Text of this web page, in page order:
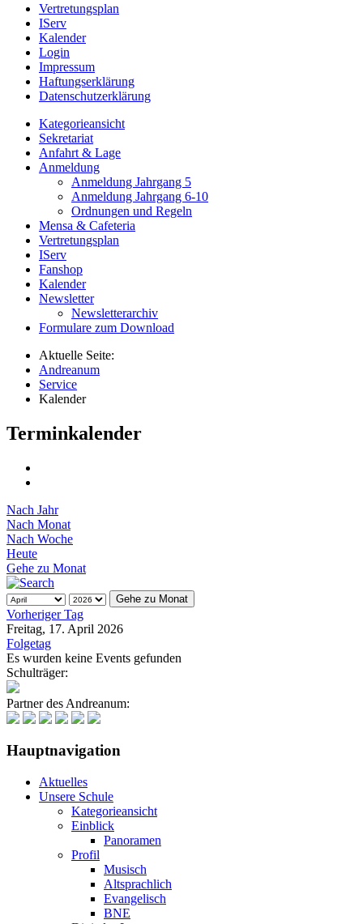
Vertretungsplan
IServ
Kalender
Login
Impressum
Haftungserklärung
Datenschutzerklärung
Kategorieansicht
Sekretariat
Anfahrt & Lage
Anmeldung
Anmeldung Jahrgang 5
Anmeldung Jahrgang 6-10
Ordnungen und Regeln
Mensa & Cafeteria
Vertretungsplan
IServ
Fanshop
Kalender
Newsletter
Newsletterarchiv
Formulare zum Download
Aktuelle Seite:
Andreanum
Service
Kalender
Terminkalender
Nach Jahr
Nach Monat
Nach Woche
Heute
Gehe zu Monat
Gehe zu Monat
Vorheriger Tag
Freitag, 17. April 2026
Folgetag
Es wurden keine Events gefunden
Schulträger:
Partner des Andreanum:
Hauptnavigation
Aktuelles
Unsere Schule
Kategorieansicht
Einblick
Panoramen
Profil
Musisch
Altsprachlich
Evangelisch
BNE